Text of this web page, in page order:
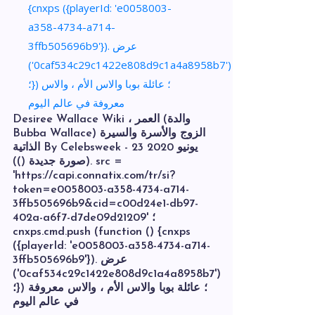
Desiree Wallace Wiki ، العمر (والدة
Bubba Wallace) الزوج والأسرة والسيرة
الذاتية By Celebsweek - 23 يونيو 2020
(صورة جديدة ()). src =
'https://capi.connatix.com/tr/si?
token=e0058003-a358-4734-a714-
3ffb505696b9&cid=c00d24e1-db97-
402a-a6f7-d7de09d21209' ؛
cnxps.cmd.push (function () {cnxps
({playerId: 'e0058003-a358-4734-a714-
3ffb505696b9'}). عرض
('0caf534c29c1422e808d9c1a4a8958b7')
؛}) ؛ عائلة بوبا والاس الأم ، والاس معروفة
في عالم اليوم